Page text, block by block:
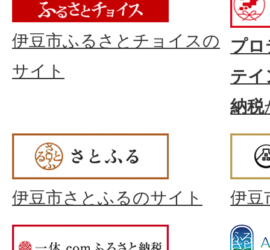
伊豆市ふるさとチョイスの
サイト
プ
テイ
納税
伊豆市さとふるのサイト 伊豆